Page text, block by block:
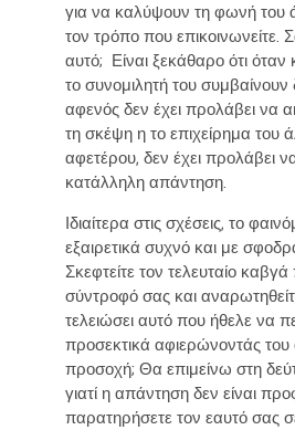
για να καλύψουν τη φωνή του
τον τρόπο που επικοινωνείτε.
αυτό; Είναι ξεκάθαρο ότι όταν
το συνομιλητή του
αφενός δεν έχει προλάβει να
τη σκέψη η το επιχείρημα του
αφετέρου, δεν έχει προλάβει
κατάλληλη απάντηση.
Ιδιαίτερα στις σχέσεις, το
εξαιρετικά συχνό και με
Σκεφτείτε τον τελευταίο
σύντροφό σας και
τελειώσει αυτό που ήθελε να
προσεκτικά αφιερώνοντάς του
προσοχή; Θα επιμείνω στη
γιατί η απάντηση δεν είναι
παρατηρήσετε τον εαυτό σας